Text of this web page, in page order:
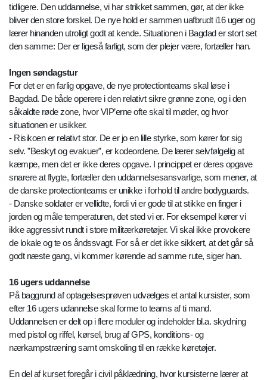
tidligere. Den uddannelse, vi har strikket sammen, gør, at der ikke
bliver den store forskel. De nye hold er sammen uafbrudt i16 uger og
lærer hinanden utroligt godt at kende. Situationen i Bagdad er stort set
den samme: Der er ligeså farligt, som der plejer være, fortæller han.
Ingen søndagstur
For det er en farlig opgave, de nye protectionteams skal løse i
Bagdad. De både operere i den relativt sikre grønne zone, og i den
såkaldte røde zone, hvor VIP’erne ofte skal til møder, og hvor
situationen er usikker.
- Risikoen er relativt stor. De er jo en lille styrke, som kører for sig
selv. ”Beskyt og evakuer”, er kodeordene. De lærer selvfølgelig at
kæmpe, men det er ikke deres opgave. I princippet er deres opgave
snarere at flygte, fortæller den uddannelsesansvarlige, som mener, at
de danske protectionteams er unikke i forhold til andre bodyguards.
- Danske soldater er vellidte, fordi vi er gode til at stikke en finger i
jorden og måle temperaturen, det sted vi er. For eksempel kører vi
ikke aggressivt rundt i store militærkøretøjer. Vi skal ikke provokere
de lokale og te os åndssvagt. For så er det ikke sikkert, at det går så
godt næste gang, vi kommer kørende ad samme rute, siger han.
16 ugers uddannelse
På baggrund af optagelsesprøven udvælges et antal kursister, som
efter 16 ugers udannelse skal forme to teams af ti mand.
Uddannelsen er delt op i flere moduler og indeholder bl.a. skydning
med pistol og riffel, kørsel, brug af GPS, konditions- og
nærkampstræning samt omskoling til en række køretøjer.
En del af kurset foregår i civil påklædning, hvor kursisterne lærer at